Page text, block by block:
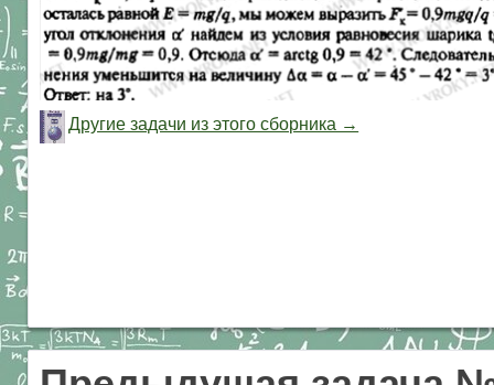
Другие задачи из этого сборника →